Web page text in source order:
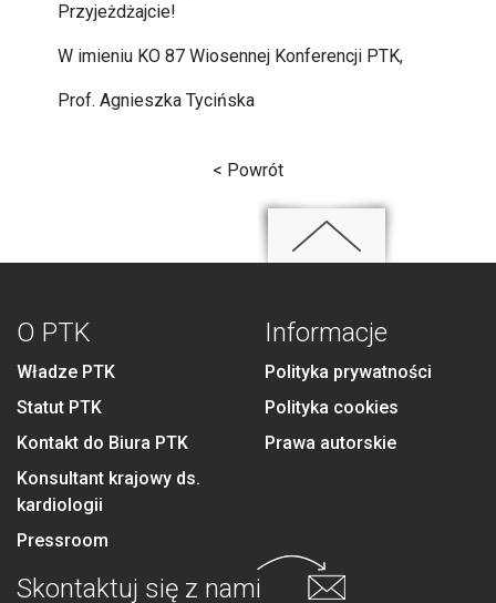
Przyjeżdżajcie!
W imieniu KO 87 Wiosennej Konferencji PTK,
Prof. Agnieszka Tycińska
< Powrót
O PTK
Władze PTK
Statut PTK
Kontakt do Biura PTK
Konsultant krajowy ds.
kardiologii
Pressroom
Informacje
Polityka prywatności
Polityka cookies
Prawa autorskie
Skontaktuj się z nami